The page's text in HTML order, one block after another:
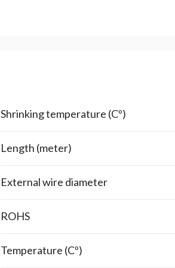
Shrinking temperature (Cº)
Length (meter)
External wire diameter
ROHS
Temperature (Cº)